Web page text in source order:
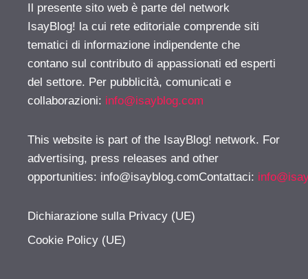
Il presente sito web è parte del network
IsayBlog! la cui rete editoriale comprende siti
tematici di informazione indipendente che
contano sul contributo di appassionati ed esperti
del settore. Per pubblicità, comunicati e
collaborazioni: info@isayblog.com
This website is part of the IsayBlog! network. For
advertising, press releases and other
opportunities: info@isayblog.comContattaci:
Dichiarazione sulla Privacy (UE)
Cookie Policy (UE)